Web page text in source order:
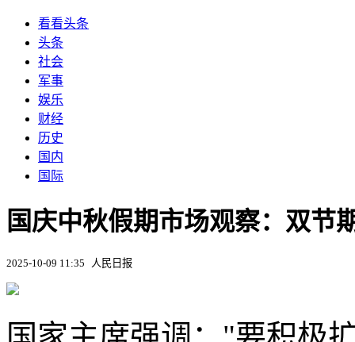
看看头条
头条
社会
军事
娱乐
财经
历史
国内
国际
国庆中秋假期市场观察：双节
2025-10-09 11:35 人民日报